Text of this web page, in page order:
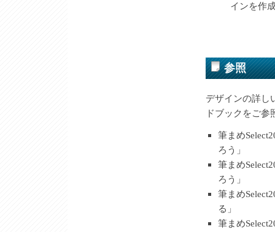
インを作
参照
デザインの詳し
ドブックをご参
筆まめ
ろう」
筆まめ
ろう」
筆まめ
る」
筆まめ